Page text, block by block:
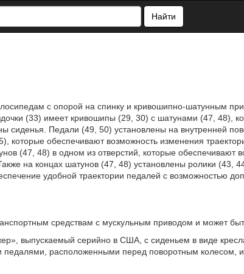
Найти
с опорой на спинку и кривошипно-шатунным
(33) имеет кривошипы (29, 30) с шатунами (47, 48),
сиденья. Педали (49, 50) установлены на внутренней
которые обеспечивают возможность изменения
(47, 48) в одном из отверстий, которые обеспечивают
на концах шатунов (47, 48) установлены ролики
удобной траектории педалей с возможностью
средствам с мускульным приводом и может
выпускаемый серийно в США, с сиденьем в виде
расположенными перед поворотным колесом,